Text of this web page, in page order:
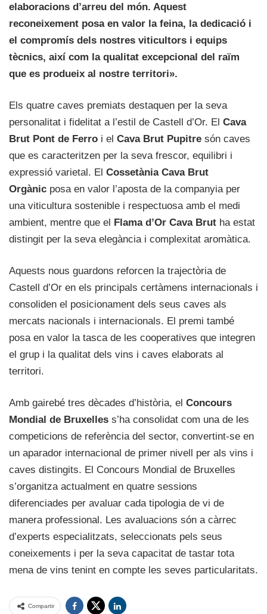
elaboracions d’arreu del món. Aquest
reconeixement posa en valor la feina, la dedicació i
el compromís dels nostres viticultors i equips
tècnics, així com la qualitat excepcional del raïm
que es produeix al nostre territori».
Els quatre caves premiats destaquen per la seva
personalitat i fidelitat a l’estil de Castell d’Or. El Cava
Brut Pont de Ferro i el Cava Brut Pupitre són caves
que es caracteritzen per la seva frescor, equilibri i
expressió varietal. El Cossetània Cava Brut
Orgànic posa en valor l’aposta de la companyia per
una viticultura sostenible i respectuosa amb el medi
ambient, mentre que el Flama d’Or Cava Brut ha estat
distingit per la seva elegància i complexitat aromàtica.
Aquests nous guardons reforcen la trajectòria de
Castell d’Or en els principals certàmens internacionals i
consoliden el posicionament dels seus caves als
mercats nacionals i internacionals. El premi també
posa en valor la tasca de les cooperatives que integren
el grup i la qualitat dels vins i caves elaborats al
territori.
Amb gairebé tres dècades d’història, el Concours
Mondial de Bruxelles s’ha consolidat com una de les
competicions de referència del sector, convertint-se en
un aparador internacional de primer nivell per als vins i
caves distingits. El Concours Mondial de Bruxelles
s’organitza actualment en quatre sessions
diferenciades per avaluar cada tipologia de vi de
manera professional. Les avaluacions són a càrrec
d’experts especialitzats, seleccionats pels seus
coneixements i per la seva capacitat de tastar tota
mena de vins tenint en compte les seves particularitats.
Compartir